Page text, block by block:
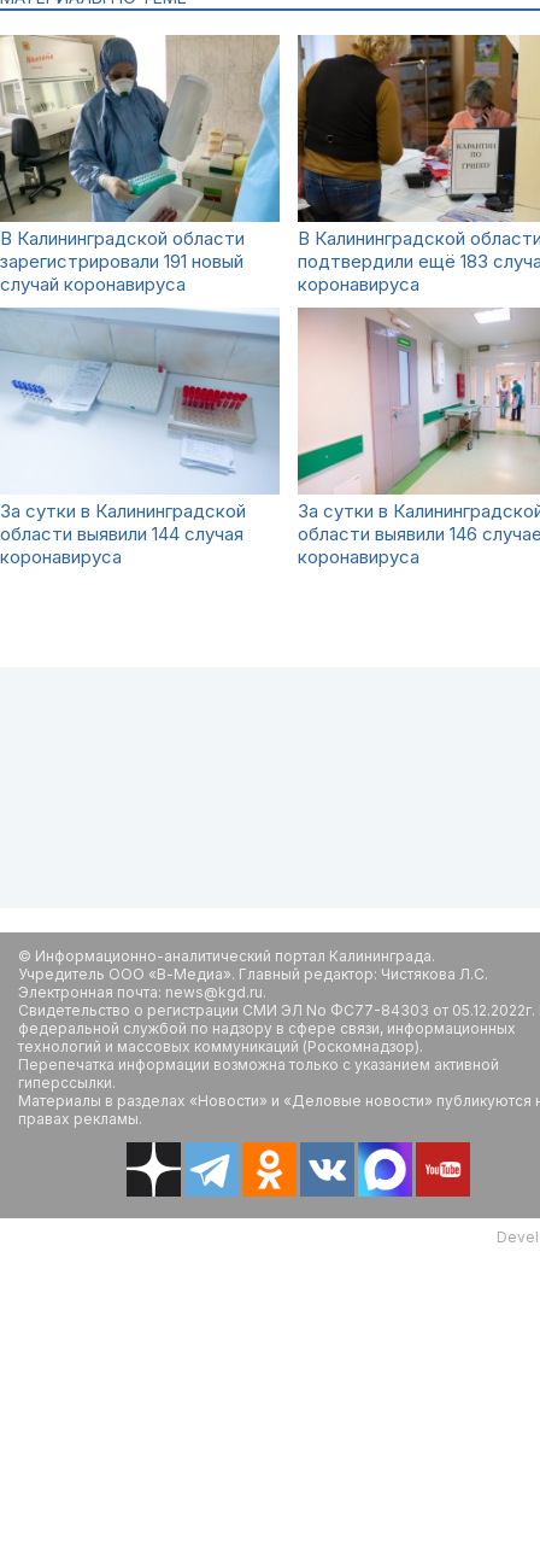
В Калининградской области
зарегистрировали 191 новый
случай коронавируса
В Калининградской
подтвердили ещё 183
коронавируса
За сутки в Калининградской
области выявили 144 случая
коронавируса
За сутки в
области выявили 146
коронавируса
© Информационно-аналитический портал Калининграда.
Учредитель ООО «В-Медиа». Главный редактор: Чистякова Л.С.
Электронная почта: news@kgd.ru.
Свидетельство о регистрации СМИ ЭЛ No ФС77-84303 от
федеральной службой по надзору в сфере связи, информационных
технологий и массовых коммуникаций (Роскомнадзор).
Перепечатка информации возможна только с указанием активной
гиперссылки.
Материалы в разделах «Новости» и «Деловые новости» публикуются
правах рекламы.